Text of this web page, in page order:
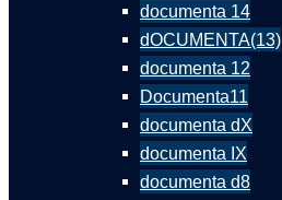
documenta 14
dOCUMENTA(13)
documenta 12
Documenta11
documenta dX
documenta IX
documenta d8